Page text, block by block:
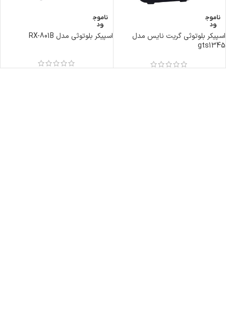
ناموج
ود
اسپیکر بلوتوثی گریت نایس مدل
gts1345
ناموج
ود
اسپیکر بلوتوثی مدل RX-801B